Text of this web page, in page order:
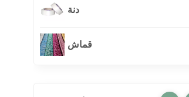
دنة
قماش